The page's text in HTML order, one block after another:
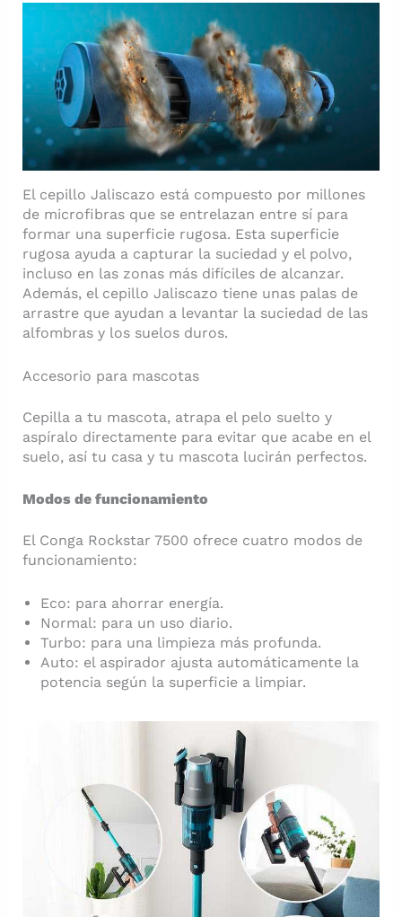
El cepillo Jaliscazo está compuesto por millones
de microfibras que se entrelazan entre sí para
formar una superficie rugosa. Esta superficie
rugosa ayuda a capturar la suciedad y el polvo,
incluso en las zonas más difíciles de alcanzar.
Además, el cepillo Jaliscazo tiene unas palas de
arrastre que ayudan a levantar la suciedad de las
alfombras y los suelos duros.
Accesorio para mascotas
Cepilla a tu mascota, atrapa el pelo suelto y
aspíralo directamente para evitar que acabe en el
suelo, así tu casa y tu mascota lucirán perfectos.
Modos de funcionamiento
El Conga Rockstar 7500 ofrece cuatro modos de
funcionamiento:
Eco: para ahorrar energía.
Normal: para un uso diario.
Turbo: para una limpieza más profunda.
Auto: el aspirador ajusta automáticamente la
potencia según la superficie a limpiar.